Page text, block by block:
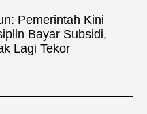
Pemerintah Kini
Bayar Subsidi,
Lagi Tekor